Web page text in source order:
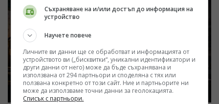
екипа от Нюйоркския университет, ръководен от
Талес Папагианакопулос, преобръща досегашните
Оказва се, че ракът на белия дроб не просто изсмуква
организма, а активно отвлича сензорната белодробна
инервация, за да изпрати директен деструктивен
сигнал към главния мозък чрез простагландин Е2
(PGE2). Тази невроимунна ос трансформира тумора от
локален патологичен процес в системен
неврологичен диригент, отговорен за близо една
Съхраняване на и/или достъп до информация на
устройство
Научете повече
Личните ви данни ще се обработват и информацията от
устройството ви („бисквитки“, уникални идентификатори и
други данни от него) може да бъде съхранявана и
използвана от 294 партньори и споделяна с тях или
ползвана конкретно от този сайт. Ние и партньорите ни
може да използваме точни данни за геолокацията.
Списък с партньори.